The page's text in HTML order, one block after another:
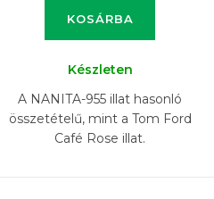
KOSÁRBA
Készleten
A NANITA-955 illat hasonló
összetételű, mint a Tom Ford
Café Rose illat.